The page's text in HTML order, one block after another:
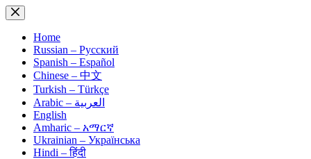
Skip
to
contentHome
Russian – Русский
Spanish – Español
Chinese – 中文
Turkish – Türkçe
Arabic – العربية
English
Amharic – አማርኛ
Ukrainian – Українська
Hindi – हिंदी